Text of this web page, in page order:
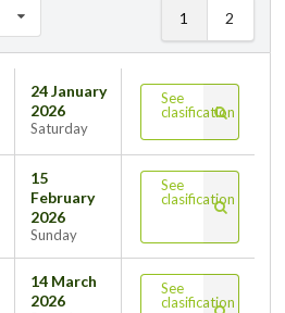
1 2
24 January
2026
Saturday
See
clasification
15
February
2026
Sunday
See
clasification
14 March
2026
See
clasification